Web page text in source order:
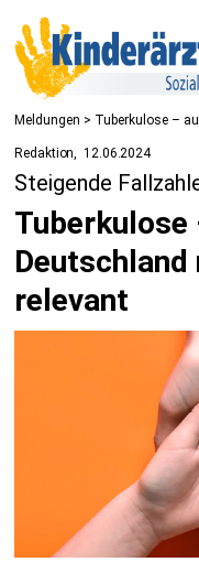
Meldungen > Tuberkulose –
Redaktion 12.06.2024
Steigende
Tuberkulose
Deutschland
relevant